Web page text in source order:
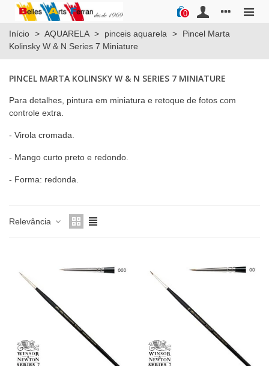
0
Início > AQUARELA > pinceis aquarela >
Pincel Marta
Kolinsky W & N Series 7 Miniature
PINCEL MARTA KOLINSKY W & N SERIES 7 MINIATURE
Para detalhes, pintura em miniatura e retoque de fotos com
controle extra.
- Virola cromada.
- Mango curto preto e redondo.
- Forma: redonda.
Relevância